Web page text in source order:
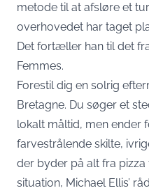
metode til at afsløre et
overhovedet har taget
Det fortæller han til det
Femmes.
Forestil dig en solrig
Bretagne. Du søger et
lokalt måltid, men ender
farvestrålende skilte,
der byder på alt fra pizza
situation, Michael Ellis’